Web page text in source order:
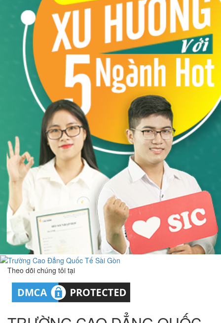
Theo dõi chúng tôi tại